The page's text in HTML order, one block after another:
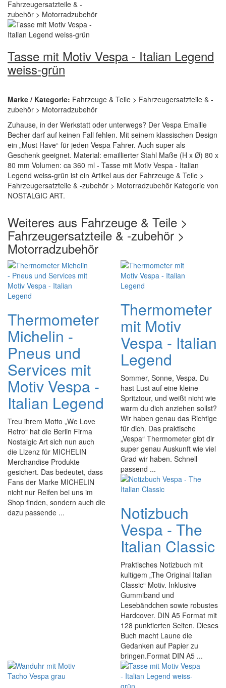
Tasse mit Motiv Vespa - Italian Legend
weiss-grün
Marke / Kategorie: Fahrzeuge & Teile > Fahrzeugersatzteile & -
zubehör > Motorradzubehör
Zuhause, in der Werkstatt oder unterwegs? Der Vespa Emaille
Becher darf auf keinen Fall fehlen. Mit seinem klassischen Design
ein „Must Have“ für jeden Vespa Fahrer. Auch super als
Geschenk geeignet. Material: emaillierter Stahl Maße (H x Ø) 80 x
80 mm Volumen: ca 360 ml - Tasse mit Motiv Vespa - Italian
Legend weiss-grün ist ein Artikel aus der Fahrzeuge & Teile >
Fahrzeugersatzteile & -zubehör > Motorradzubehör Kategorie von
NOSTALGIC ART.
Weiteres aus Fahrzeuge & Teile >
Fahrzeugersatzteile & -zubehör >
Motorradzubehör
Thermometer
Michelin -
Pneus und
Services mit
Motiv Vespa -
Italian Legend
Treu ihrem Motto „We Love
Retro“ hat die Berlin Firma
Nostalgic Art sich nun auch
die Lizenz für MICHELIN
Merchandise Produkte
gesichert. Das bedeutet, dass
Fans der Marke MICHELIN
nicht nur Reifen bei uns im
Shop finden, sondern auch die
dazu passende ...
Thermometer
mit Motiv
Vespa - Italian
Legend
Sommer, Sonne, Vespa. Du
hast Lust auf eine kleine
Spritztour, und weißt nicht wie
warm du dich anziehen sollst?
Wir haben genau das Richtige
für dich. Das praktische
„Vespa“ Thermometer gibt dir
super genau Auskunft wie viel
Grad wir haben. Schnell
passend ...
Notizbuch
Vespa - The
Italian Classic
Praktisches Notizbuch mit
kultigem „The Original Italian
Classic“ Motiv. Inklusive
Gummiband und
Lesebändchen sowie robustes
Hardcover. DIN A5 Format mit
128 punktierten Seiten. Dieses
Buch macht Laune die
Gedanken auf Papier zu
bringen.Format DIN A5 ...